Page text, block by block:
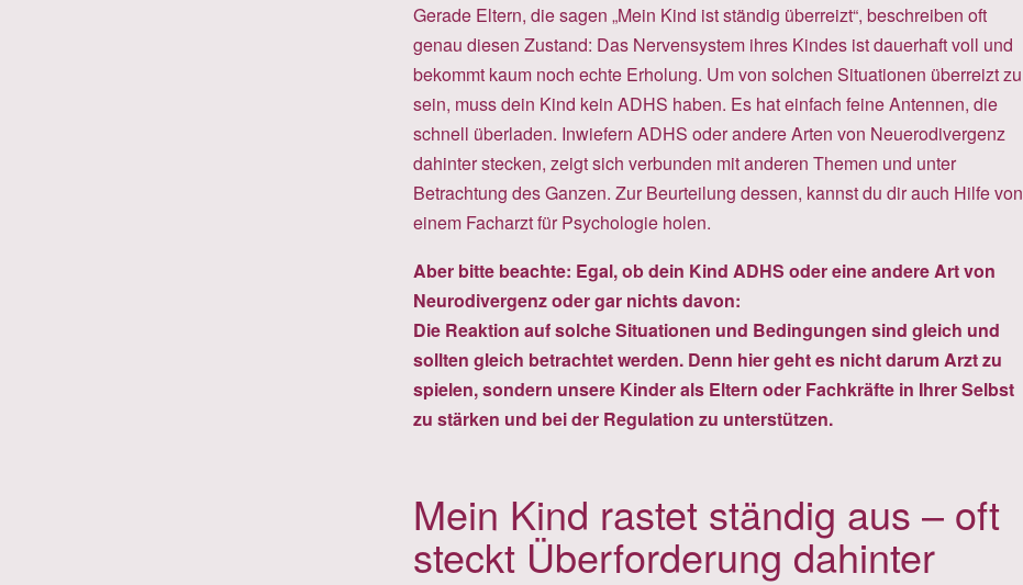
Gerade Eltern, die sagen „Mein Kind ist ständig überreizt“, beschreiben oft
genau diesen Zustand: Das Nervensystem ihres Kindes ist dauerhaft voll und
bekommt kaum noch echte Erholung. Um von solchen Situationen überreizt zu
sein, muss dein Kind kein ADHS haben. Es hat einfach feine Antennen, die
schnell überladen. Inwiefern ADHS oder andere Arten von Neuerodivergenz
dahinter stecken, zeigt sich verbunden mit anderen Themen und unter
Betrachtung des Ganzen. Zur Beurteilung dessen, kannst du dir auch Hilfe von
einem Facharzt für Psychologie holen.
Aber bitte beachte: Egal, ob dein Kind ADHS oder eine andere Art von
Neurodivergenz oder gar nichts davon:
Die Reaktion auf solche Situationen und Bedingungen sind gleich und
sollten gleich betrachtet werden. Denn hier geht es nicht darum Arzt zu
spielen, sondern unsere Kinder als Eltern oder Fachkräfte in Ihrer Selbst
zu stärken und bei der Regulation zu unterstützen.
Mein Kind rastet ständig aus – oft
steckt Überforderung dahinter